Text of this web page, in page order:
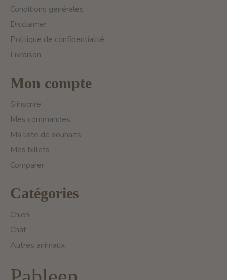
Conditions générales
Disclaimer
Politique de confidentialité
Livraison
Mon compte
S'inscrire
Mes commandes
Ma liste de souhaits
Mes billets
Comparer
Catégories
Chien
Chat
Autres animaux